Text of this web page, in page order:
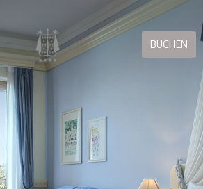
BUCHEN
ON-LINE
bei uns erhalten Sie den besten
für Ihren Aufenthalt!